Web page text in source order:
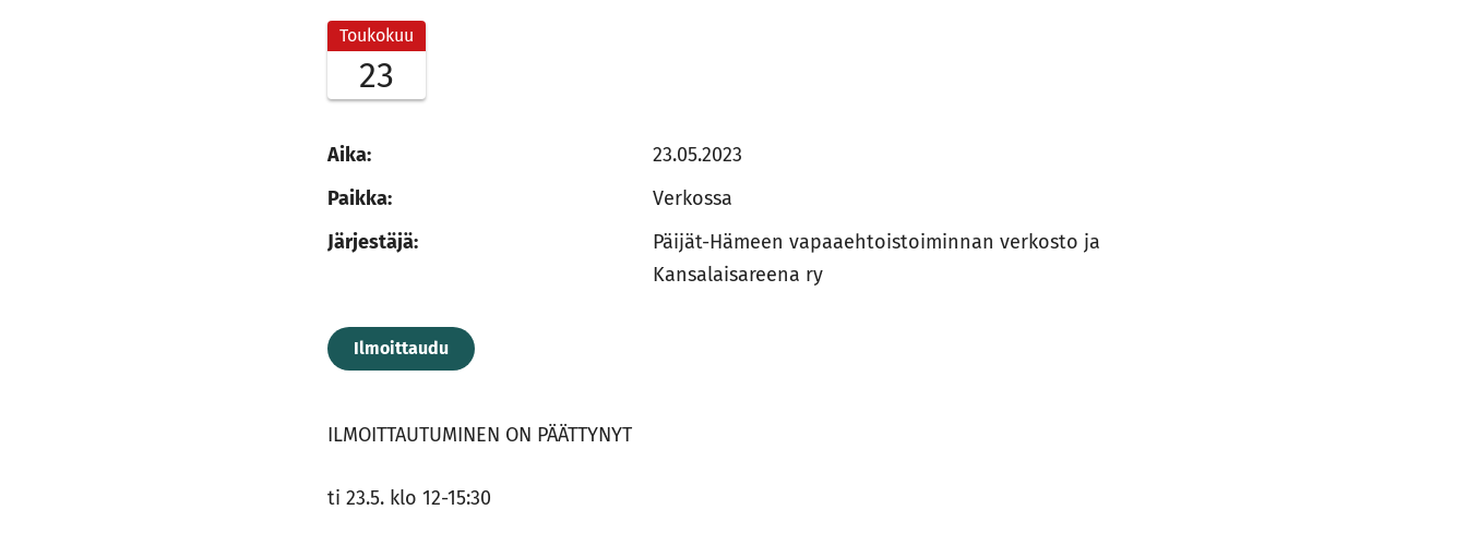
Toukokuu
23
Aika:
23.05.2023
Paikka:
Verkossa
Järjestäjä:
Päijät-Hämeen vapaaehtoistoiminnan verkosto ja
Kansalaisareena ry
Ilmoittaudu
ILMOITTAUTUMINEN ON PÄÄTTYNYT
ti 23.5. klo 12-15:30